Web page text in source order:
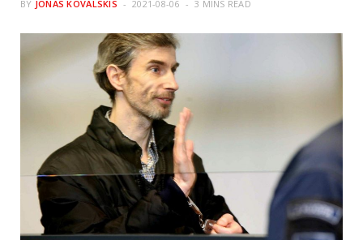
BY JONAS KOVALSKIS 2021-08-06 3 MINS READ